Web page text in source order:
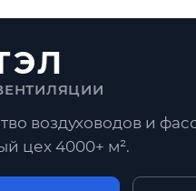
воздуховодов и
цех 4000+ м².